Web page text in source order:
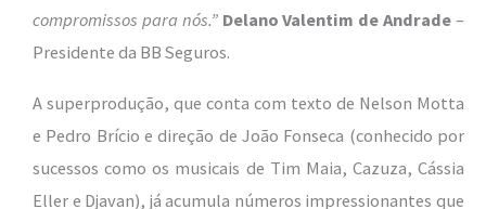
compromissos para nós.” Delano Valentim de Andrade –
Presidente da BB Seguros.
A superprodução, que conta com texto de Nelson Motta
e Pedro Brício e direção de João Fonseca (conhecido por
sucessos como os musicais de Tim Maia, Cazuza, Cássia
Eller e Djavan), já acumula números impressionantes que